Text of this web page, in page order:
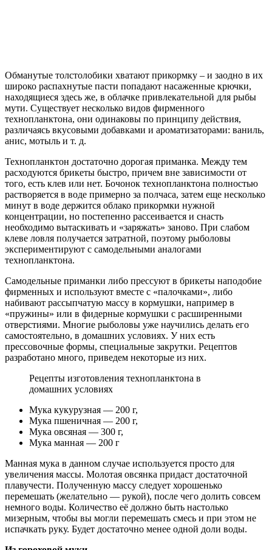
Обманутые толстолобики хватают прикормку – и заодно в их
широко распахнутые пасти попадают насаженные крючки,
находящиеся здесь же, в облачке привлекательной для рыбы
мути. Существует несколько видов фирменного
технопланктона, они одинаковы по принципу действия,
различаясь вкусовыми добавками и ароматизаторами: ваниль,
анис, мотыль и т. д.
Технопланктон достаточно дорогая приманка. Между тем
расходуются брикеты быстро, причем вне зависимости от
того, есть клев или нет. Бочонок технопланктона полностью
растворяется в воде примерно за полчаса, затем еще несколько
минут в воде держится облако прикормки нужной
концентрации, но постепенно рассеивается и снасть
необходимо вытаскивать и «заряжать» заново. При слабом
клеве ловля получается затратной, поэтому рыболовы
экспериментируют с самодельными аналогами
технопланктона.
Самодельные приманки либо прессуют в брикеты наподобие
фирменных и используют вместе с «палочками», либо
набивают рассыпчатую массу в кормушки, например в
«пружины» или в фидерные кормушки с расширенными
отверстиями. Многие рыболовы уже научились делать его
самостоятельно, в домашних условиях. У них есть
прессовочные формы, специальные закрутки. Рецептов
разработано много, приведем некоторые из них.
Рецепты изготовления технопланктона в
домашних условиях
Мука кукурузная — 200 г,
Мука пшеничная — 200 г,
Мука овсяная — 300 г,
Мука манная — 200 г
Манная мука в данном случае используется просто для
увеличения массы. Молотая овсянка придаст достаточной
плавучести. Полученную массу следует хорошенько
перемешать (желательно — рукой), после чего долить совсем
немного воды. Количество её должно быть настолько
мизерным, чтобы вы могли перемешать смесь и при этом не
испачкать руку. Будет достаточно менее одной доли воды.